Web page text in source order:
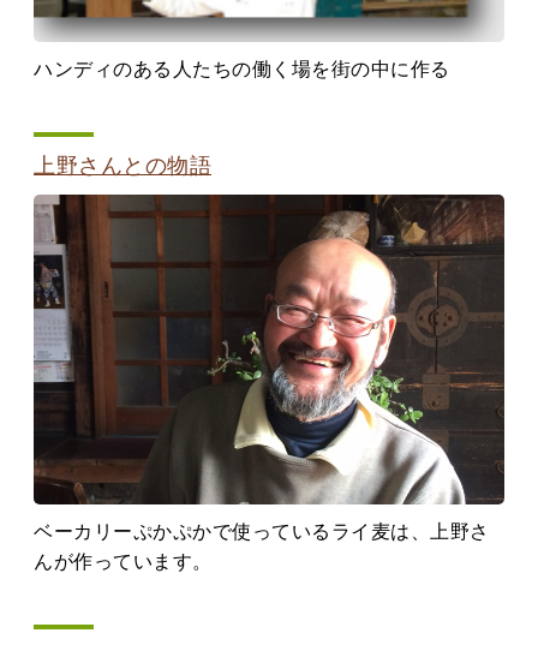
ハンディのある人たちの働く場を街の中に作る
上野さんとの物語
ベーカリーぷかぷかで使っているライ麦は、上野さ
んが作っています。